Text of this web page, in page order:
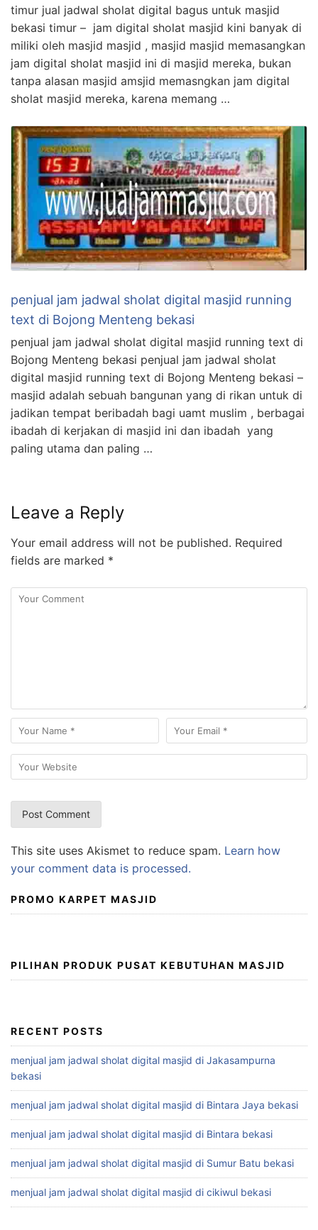
timur jual jadwal sholat digital bagus untuk masjid
bekasi timur – jam digital sholat masjid kini banyak di
miliki oleh masjid masjid , masjid masjid memasangkan
jam digital sholat masjid ini di masjid mereka, bukan
tanpa alasan masjid amsjid memasngkan jam digital
sholat masjid mereka, karena memang …
penjual jam jadwal sholat digital masjid running
text di Bojong Menteng bekasi
penjual jam jadwal sholat digital masjid running text di
Bojong Menteng bekasi penjual jam jadwal sholat
digital masjid running text di Bojong Menteng bekasi –
masjid adalah sebuah bangunan yang di rikan untuk di
jadikan tempat beribadah bagi uamt muslim , berbagai
ibadah di kerjakan di masjid ini dan ibadah yang
paling utama dan paling …
Leave a Reply
Your email address will not be published. Required
fields are marked *
This site uses Akismet to reduce spam. Learn how
your comment data is processed.
PROMO KARPET MASJID
PILIHAN PRODUK PUSAT KEBUTUHAN MASJID
RECENT POSTS
menjual jam jadwal sholat digital masjid di Jakasampurna
bekasi
menjual jam jadwal sholat digital masjid di Bintara Jaya bekasi
menjual jam jadwal sholat digital masjid di Bintara bekasi
menjual jam jadwal sholat digital masjid di Sumur Batu bekasi
menjual jam jadwal sholat digital masjid di cikiwul bekasi